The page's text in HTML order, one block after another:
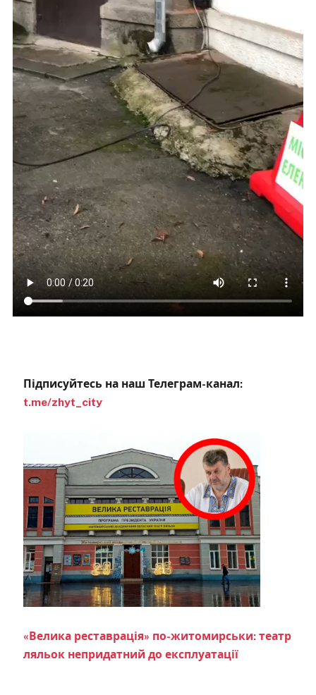
Підписуйтесь на наш Телеграм-канал:
t.me/zhyt_city
«Велика реставрація» по-житомирськи: театр
ляльок непридатний до експлуатації